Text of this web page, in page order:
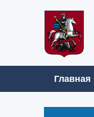
Главная